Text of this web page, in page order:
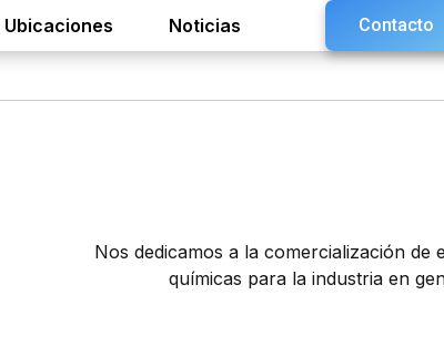
Ubicaciones Noticias Contacto
Nos dedicamos a la comercialización de
químicas para la industria en